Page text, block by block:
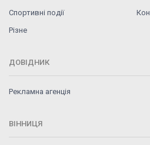
Спортивні події
Різне
ДОВІДНИК
Рекламна агенція
ВІННИЦЯ